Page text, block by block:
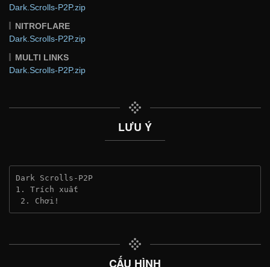
Dark.Scrolls-P2P.zip
NITROFLARE
Dark.Scrolls-P2P.zip
MULTI LINKS
Dark.Scrolls-P2P.zip
LƯU Ý
Dark Scrolls-P2P
1. Trích xuất
2. Chơi!
CẤU HÌNH